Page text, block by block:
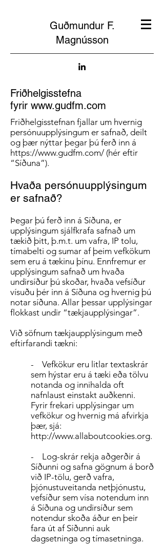
Guðmundur F.
Magnússon
Friðhelgisstefna
fyrir www.gudfm.com
Friðhelgisstefnan fjallar um hvernig
persónuupplýsingum er safnað, deilt
og þær nýttar þegar þú ferð inn á
https://www.gudfm.com/ (hér eftir
“Síðuna”).
Hvaða persónuupplýsingum
er safnað?
Þegar þú ferð inn á Síðuna, er
upplýsingum sjálfkrafa safnað um
tækið þitt, þ.m.t. um vafra, IP tolu,
tímabelti og sumar af þeim vefkökum
sem eru á tækinu þínu. Ennfremur er
upplýsingum safnað um hvaða
undirsíður þú skoðar, hvaða vefsíður
vísuðu þér inn á Síðuna og hvernig þú
notar síðuna. Allar þessar upplýsingar
flokkast undir “tækjaupplýsingar”.
Við söfnum tækjaupplýsingum með
eftirfarandi tækni:
- Vefkökur eru litlar textaskrár
sem hýstar eru á tæki eða tölvu
notanda og innihalda oft
nafnlaust einstakt auðkenni.
Fyrir frekari upplýsingar um
vefkökur og hvernig má afvirkja
þær, sjá:
http://www.allaboutcookies.org.
- Log-skrár rekja aðgerðir á
Síðunni og safna gögnum á borð
við IP-tölu, gerð vafra,
þjónustuveitanda netþjónustu,
vefsíður sem vísa notendum inn
á Síðuna og undirsíður sem
notendur skoða áður en þeir
fara út af Síðunni auk
dagsetninga og tímasetninga.